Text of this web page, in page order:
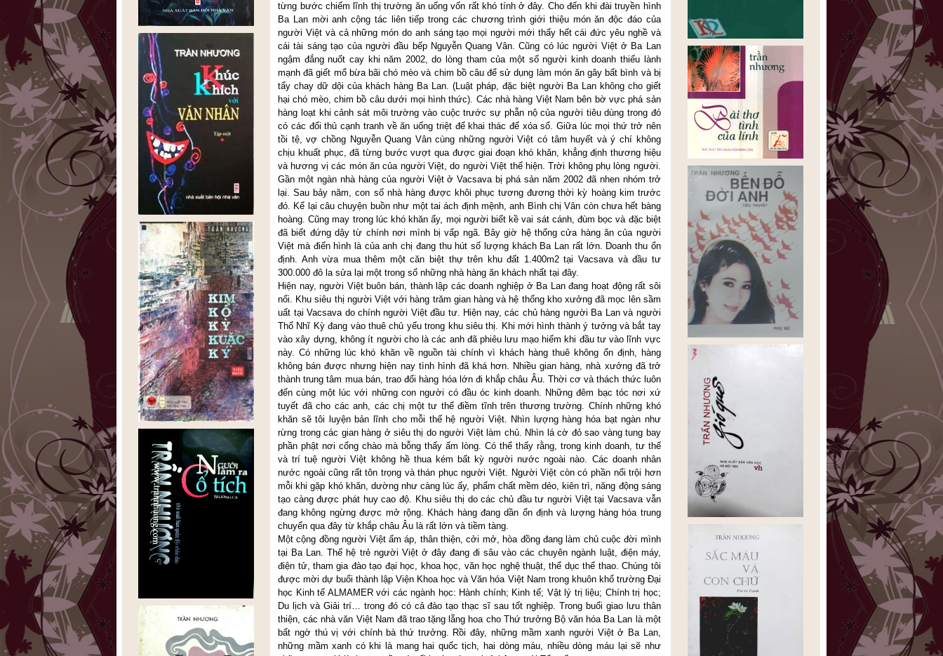
từng bước chiếm lĩnh thị trường ăn uống vốn rất khó tính ở đây. Cho đến khi đài truyền hình
Ba Lan mời anh cộng tác liên tiếp trong các chương trình giới thiệu món ăn độc đáo của
người Việt và cả những món do anh sáng tạo mọi người mới thấy hết cái đức yêu nghề và
cái tài sáng tạo của người đầu bếp Nguyễn Quang Vân. Cũng có lúc người Việt ở Ba Lan
ngậm đắng nuốt cay khi năm 2002, do lòng tham của một số người kinh doanh thiếu lành
mạnh đã giết mổ bừa bãi chó mèo và chim bồ câu để sử dụng làm món ăn gây bất bình và bị
tẩy chay dữ dội của khách hàng Ba Lan. (Luật pháp, đặc biệt người Ba Lan không cho giết
hại chó mèo, chim bồ câu dưới mọi hình thức). Các nhà hàng Việt Nam bên bờ vực phá sản
hàng loạt khi cảnh sát môi trường vào cuộc trước sự phẫn nộ của người tiêu dùng trong đó
có các đối thủ cạnh tranh về ăn uống triệt để khai thác để xóa sổ. Giữa lúc mọi thứ trở nên
tồi tệ, vợ chồng Nguyễn Quang Vân cùng những người Việt có tâm huyết và ý chí không
chịu khuất phục, đã từng bước vượt qua được giai đoạn khó khăn, khẳng định thương hiệu
và hương vị các món ăn của người Việt, do người Việt thể hiện. Trời không phụ lòng người.
Gần một ngàn nhà hàng của người Việt ở Vacsava bị phá sản năm 2002 đã nhen nhóm trở
lại. Sau bảy năm, con số nhà hàng được khôi phục tương đương thời kỳ hoàng kim trước
đó. Kể lại câu chuyện buồn như một tai ách định mệnh, anh Bình chị Vân còn chưa hết bàng
hoàng. Cũng may trong lúc khó khăn ấy, mọi người biết kề vai sát cánh, đùm bọc và đặc biệt
đã biết đứng dậy từ chính nơi mình bị vấp ngã. Bây giờ hệ thống cửa hàng ăn của người
Việt mà điển hình là của anh chị đang thu hút số lượng khách Ba Lan rất lớn. Doanh thu ổn
định. Anh vừa mua thêm một căn biệt thự trên khu đất 1.400m2 tại Vacsava và đầu tư
300.000 đô la sửa lại một trong số những nhà hàng ăn khách nhất tại đây.
Hiện nay, người Việt buôn bán, thành lập các doanh nghiệp ở Ba Lan đang hoạt động rất sôi
nổi. Khu siêu thị người Việt với hàng trăm gian hàng và hệ thống kho xưởng đã mọc lên sầm
uất tại Vacsava do chính người Việt đầu tư. Hiện nay, các chủ hàng người Ba Lan và người
Thổ Nhĩ Kỳ đang vào thuê chủ yếu trong khu siêu thị. Khi mới hình thành ý tưởng và bắt tay
vào xây dựng, không ít người cho là các anh đã phiêu lưu mạo hiểm khi đầu tư vào lĩnh vực
này. Có những lúc khó khăn về nguồn tài chính vì khách hàng thuê không ổn định, hàng
không bán được nhưng hiện nay tình hình đã khá hơn. Nhiều gian hàng, nhà xưởng đã trở
thành trung tâm mua bán, trao đổi hàng hóa lớn đi khắp châu Âu. Thời cơ và thách thức luôn
đến cùng một lúc với những con người có đầu óc kinh doanh. Những đêm bạc tóc nơi xứ
tuyết đã cho các anh, các chị một tư thế điềm tĩnh trên thương trường. Chính những khó
khăn sẽ tôi luyện bản lĩnh cho mỗi thế hệ người Việt. Nhìn lượng hàng hóa bạt ngàn như
rừng trong các gian hàng ở siêu thị do người Việt làm chủ. Nhìn lá cờ đỏ sao vàng tung bay
phần phật nơi cổng chào mà bỗng thấy ấm lòng. Có thể thấy rằng, trong kinh doanh, tư thế
và trí tuệ người Việt không hề thua kém bất kỳ người nước ngoài nào. Các doanh nhân
nước ngoài cũng rất tôn trọng và thán phục người Việt. Người Việt còn có phần nổi trội hơn
mỗi khi gặp khó khăn, dường như càng lúc ấy, phẩm chất mềm dẻo, kiên trì, năng động sáng
tạo càng được phát huy cao độ. Khu siêu thị do các chủ đầu tư người Việt tại Vacsava vẫn
đang không ngừng được mở rộng. Khách hàng đang dần ổn định và lượng hàng hóa trung
chuyển qua đây từ khắp châu Âu là rất lớn và tiềm tàng.
Một cộng đồng người Việt ấm áp, thân thiện, cởi mở, hòa đồng đang làm chủ cuộc đời mình
tại Ba Lan. Thế hệ trẻ người Việt ở đây đang đi sâu vào các chuyên ngành luật, điện máy,
điện tử, tham gia đào tạo đại học, khoa học, văn học nghệ thuật, thể dục thể thao. Chúng tôi
được mời dự buổi thành lập Viện Khoa học và Văn hóa Việt Nam trong khuôn khổ trường Đại
học Kinh tế ALMAMER với các ngành học: Hành chính; Kinh tế; Vật lý trị liệu; Chính trị học;
Du lịch và Giải trí… trong đó có cả đào tạo thạc sĩ sau tốt nghiệp. Trong buổi giao lưu thân
thiện, các nhà văn Việt Nam đã trao tặng lẵng hoa cho Thứ trưởng Bộ văn hóa Ba Lan là một
bất ngờ thú vị với chính bà thứ trưởng. Rồi đây, những mầm xanh người Việt ở Ba Lan,
những mầm xanh có khi là mang hai quốc tịch, hai dòng máu, nhiều dòng máu lại sẽ như